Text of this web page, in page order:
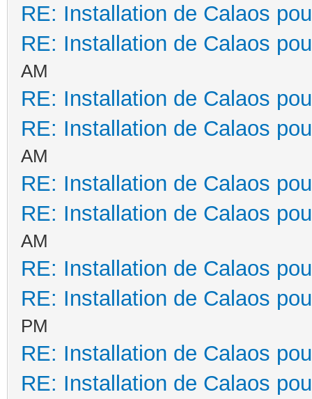
RE: Installation de Calaos
RE: Installation de Calaos
AM
RE: Installation de Calaos
RE: Installation de Calaos
AM
RE: Installation de Calaos
RE: Installation de Calaos
AM
RE: Installation de Calaos
RE: Installation de Calaos
PM
RE: Installation de Calaos
RE: Installation de Calaos